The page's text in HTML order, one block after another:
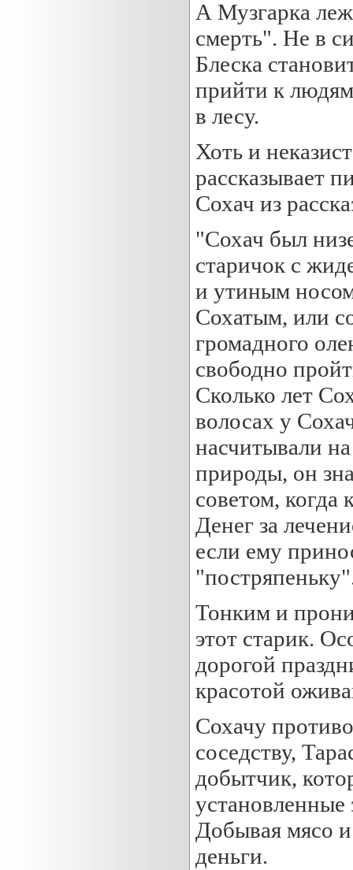
А Музгарка
смерть". Не в
Блеска
прийти к
в лесу.
Хоть и
рассказывает
Сохач из
"Сохач был
старичок с
и утиным
Сохатым, или
громадного
свободно
Сколько лет
волосах у
насчитывали
природы, он
советом, когда
Денег за
если ему
Тонким и
этот старик.
дорогой
красотой
Сохачу
соседству,
добытчик,
Добывая мясо
деньги.